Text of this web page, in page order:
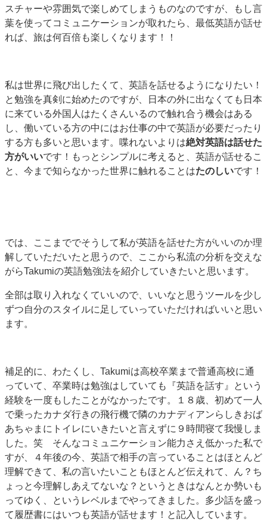
スチャーや雰囲気で楽しめてしまうものなのですが、もし言
葉を使ってコミュニケーションが取れたら、最低英語が話せ
れば、旅は何百倍も楽しくなります！！
私は世界に飛び出したくて、英語を話せるようになりたい！
と勉強を真剣に始めたのですが、日本の外に出なくても日本
に来ている外国人はたくさんいるので触れ合う機会はある
し、働いている方の中にはお仕事の中で英語が必要だったり
する方も多いと思います。喋れないよりは絶対英語は話せた
方がいいです！もっとシンプルに考えると、英語が話せるこ
と、今まで知らなかった世界に触れることはたのしいです！
では、ここまででそうして私が英語を話せた方がいいのか理
解していただいたと思うので、ここから私流の分析を交えな
がらTakumiの英語勉強法を紹介していきたいと思います。
全部は取り入れなくていいので、いいなと思うツールを少し
ずつ自分のスタイルに足していっていただければいいと思い
ます。
補足的に、わたくし、Takumiは高校卒業まで普通高校に通
っていて、卒業時は勉強はしていても『英語を話す』という
経験を一度もしたことがなかったです。１８歳、初めて一人
で乗ったカナダ行きの飛行機で隣のカナディアンらしきおば
あちゃまにトイレにいきたいと言えずに９時間寝て我慢しま
した。笑 そんなコミュニケーション能力さえ低かった私で
すが、４年後の今、英語で相手の言っていることはほとんど
理解できて、私の言いたいこともほとんど伝えれて、ん？ち
ょっと今理解しあえてないな？というときはなんとか勢いも
ってゆく、というレベルまでやってきました。多少話を盛っ
て履歴書にはいつも英語が話せます！と記入しています。